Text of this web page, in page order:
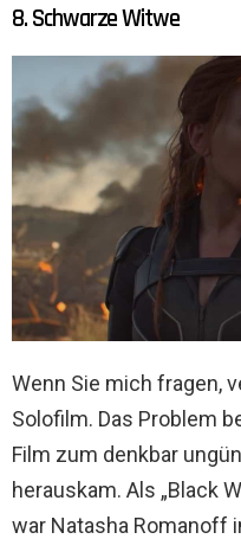
8. Schwarze Witwe
Wenn Sie mich fragen,
Solofilm. Das Problem
Film zum denkbar
herauskam. Als „Black
war Natasha Romanoff